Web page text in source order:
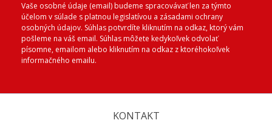
Vaše osobné údaje (email) budeme spracovávať len za týmto
účelom v súlade s platnou legislatívou a zásadami ochrany
osobných údajov. Súhlas potvrdíte kliknutím na odkaz, ktorý vám
pošleme na váš email. Súhlas môžete kedykoľvek odvolať
písomne, emailom alebo kliknutím na odkaz z ktoréhokoľvek
informačného emailu.
KONTAKT